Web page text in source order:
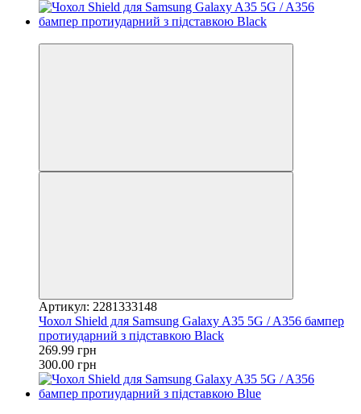
Артикул: 2281333148
Чохол Shield для Samsung Galaxy A35 5G / A356 бампер
протиударний з підставкою Black
269.99 грн
300.00 грн